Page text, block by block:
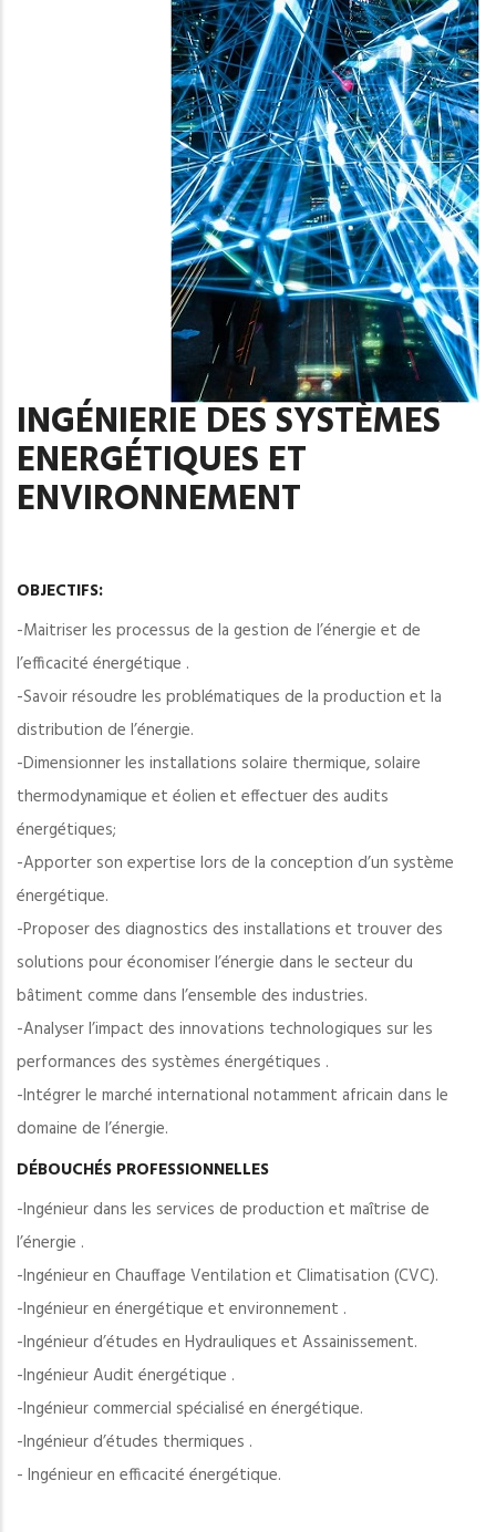
INGÉNIERIE DES SYSTÈMES
ENERGÉTIQUES ET
ENVIRONNEMENT
OBJECTIFS:
-Maitriser les processus de la gestion de l’énergie et de
l’efficacité énergétique .
-Savoir résoudre les problématiques de la production et la
distribution de l’énergie.
-Dimensionner les installations solaire thermique, solaire
thermodynamique et éolien et effectuer des audits
énergétiques;
-Apporter son expertise lors de la conception d’un système
énergétique.
-Proposer des diagnostics des installations et trouver des
solutions pour économiser l’énergie dans le secteur du
bâtiment comme dans l’ensemble des industries.
-Analyser l’impact des innovations technologiques sur les
performances des systèmes énergétiques .
-Intégrer le marché international notamment africain dans le
domaine de l’énergie.
DÉBOUCHÉS PROFESSIONNELLES
-Ingénieur dans les services de production et maîtrise de
l’énergie .
-Ingénieur en Chauffage Ventilation et Climatisation (CVC).
-Ingénieur en énergétique et environnement .
-Ingénieur d’études en Hydrauliques et Assainissement.
-Ingénieur Audit énergétique .
-Ingénieur commercial spécialisé en énergétique.
-Ingénieur d’études thermiques .
- Ingénieur en efficacité énergétique.